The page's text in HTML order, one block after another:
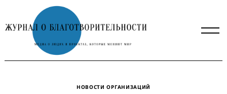
to
content
НОВОСТИ ОРГАНИЗАЦИЙ